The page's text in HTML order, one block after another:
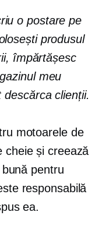
o postare pe
produsul
împărtășesc
meu
clienții.
motoarele de
cheie și creează
pentru
responsabilă
ea.